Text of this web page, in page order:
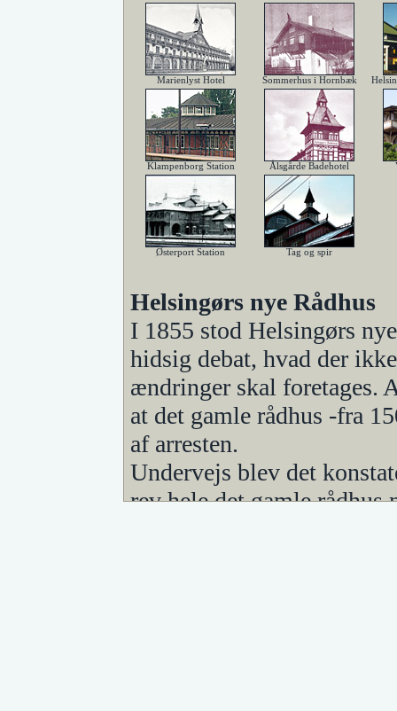
Marienlyst Hotel Sommerhus i Hornbæk
Klampenborg Station Ålsgårde Badehotel
Østerport Station Tag og spir
Helsingørs nye Rådhus
I 1855 stod Helsingørs
hidsig debat, hvad der
ændringer skal foretages.
at det gamle rådhus -fra
af arresten.
Undervejs blev det
rev hele det gamle rådhus